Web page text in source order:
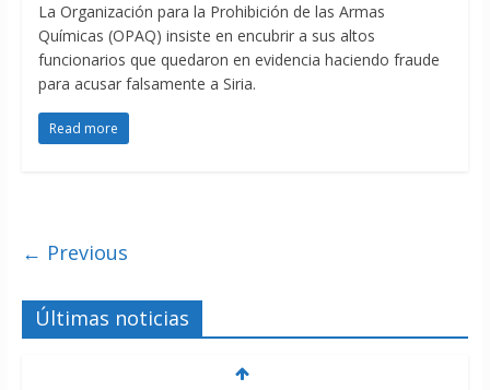
La Organización para la Prohibición de las Armas
Químicas (OPAQ) insiste en encubrir a sus altos
funcionarios que quedaron en evidencia haciendo fraude
para acusar falsamente a Siria.
Read more
← Previous
Últimas noticias